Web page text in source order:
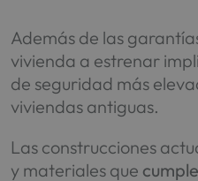
Además de las
vivienda a estrenar
de seguridad más
viviendas antiguas.
Las construcciones
y materiales que